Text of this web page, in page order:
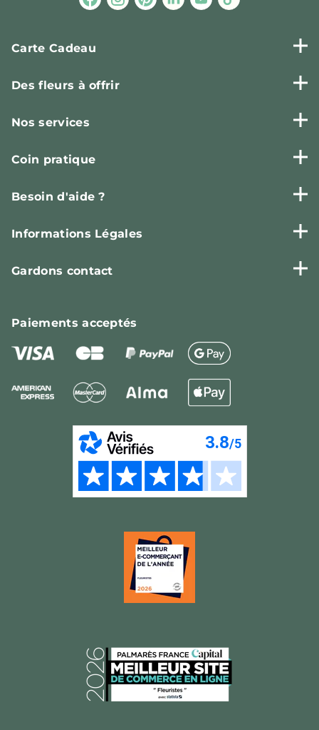
Carte Cadeau
Des fleurs à offrir
Nos services
Coin pratique
Besoin d'aide ?
Informations Légales
Gardons contact
Paiementsacceptés